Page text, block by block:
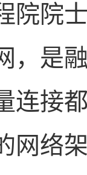
院士
，是
连接
网络